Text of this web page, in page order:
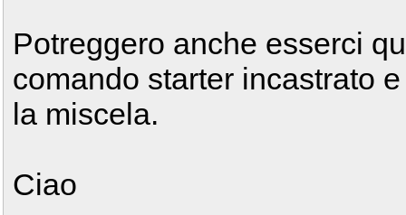
Potreggero anche esserci
comando starter incastrato
la miscela.
Ciao